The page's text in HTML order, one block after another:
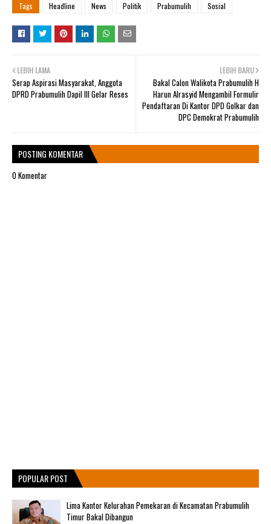
Tags Headline News Politik Prabumulih Sosial
LEBIH BARU
Bakal Calon Walikota Prabumulih H
Harun Alrasyid Mengambil Formulir
Pendaftaran Di Kantor DPD Golkar dan
DPC Demokrat Prabumulih
LEBIH LAMA
Serap Aspirasi Masyarakat, Anggota
DPRD Prabumulih Dapil III Gelar Reses
POSTING KOMENTAR
0 Komentar
POPULAR POST
Lima Kantor Kelurahan Pemekaran di Kecamatan Prabumulih
Timur Bakal Dibangun